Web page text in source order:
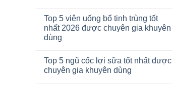
Top 5 viên uống bổ tinh trùng tốt
nhất 2026 được chuyên gia khuyên
dùng
Top 5 ngũ cốc lợi sữa tốt nhất được
chuyên gia khuyên dùng